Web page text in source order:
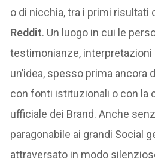
o di nicchia, tra i primi risultati
Reddit. Un luogo in cui le
testimonianze,
un’idea, spesso prima ancora
con fonti istituzionali o con la
ufficiale dei Brand. Anche
paragonabile ai grandi Social
attraversato in modo